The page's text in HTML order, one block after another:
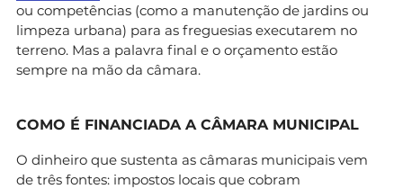
ou competências (como a manutenção de jardins ou
limpeza urbana) para as freguesias executarem no
terreno. Mas a palavra final e o orçamento estão
sempre na mão da câmara.
COMO É FINANCIADA A CÂMARA MUNICIPAL
O dinheiro que sustenta as câmaras municipais vem
de três fontes: impostos locais que cobram